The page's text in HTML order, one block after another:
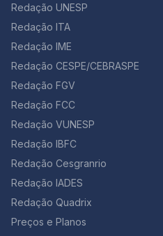
bondade, Partilhar água e
maldade. Mas logo veio o
sua maldade, A importância
necessidade, Fui estudar na
entender sua realidade.
existem fronteiras Para
autora desta poesia é uma
Note que o poema é mais
pode usar tranquilamente
aos indígenas, ou à própria
também vai bem em
Quando nasci um anjo
trombeta, anunciou: vai
pesado pra mulher, esta
Aceito os subterfúgios que
menstrual. Atualmente,
métodos de supressão
anticoncepcional de uso
derivados da progesterona;
libera doses mínimas diárias
progesterona; dispositivo
Segundo alguns
problemas como mioma,
especialmente se beneficiar
menstrual. Além disso,
enfatizam que “o ciclo
da mulher, uma prova de
o seu equilíbrio físico e
Forma, Ed. 309 set. 2012 –
Redação UNESP
Redação ITA
Redação IME
Redação CESPE/CEBRASPE
Redação FGV
Redação FCC
Redação VUNESP
Redação IBFC
Redação Cesgranrio
Redação IADES
Redação Quadrix
Preços e Planos